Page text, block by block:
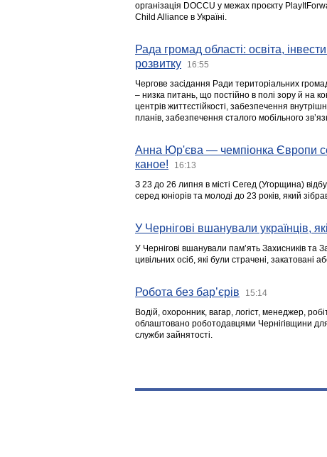
організація DOCCU у межах проєкту
Child Alliance в Україні.
Рада громад області: освіта,
розвитку
16:55
Чергове засідання Ради територіальних
– низка питань, що постійно в полі зору й на
центрів життєстійкості, забезпечення
планів, забезпечення сталого мобільного
Анна Юр'єва — чемпіонка Європи
каное!
16:13
З 23 до 26 липня в місті Сегед (Угорщина)
серед юніорів та молоді до 23 років, який
У Чернігові вшанували українців,
У Чернігові вшанували пам’ять Захисників та
цивільних осіб, які були страчені, закатовані
Робота без бар’єрів 15:14
Водій, охоронник, вагар, логіст, менеджер,
облаштовано роботодавцями Чернігівщини
служби зайнятості.